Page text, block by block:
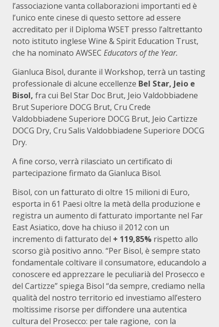
l’associazione vanta collaborazioni importanti ed è
l’unico ente cinese di questo settore ad essere
accreditato per il Diploma WSET presso l’altrettanto
noto istituto inglese Wine & Spirit Education Trust,
che ha nominato AWSEC Educators of the Year.
Gianluca Bisol, durante il Workshop, terrà un tasting
professionale di alcune eccellenze Bel Star, Jeio e
Bisol, fra cui Bel Star Doc Brut, Jeio Valdobbiadene
Brut Superiore DOCG Brut, Cru Crede
Valdobbiadene Superiore DOCG Brut, Jeio Cartizze
DOCG Dry, Cru Salis Valdobbiadene Superiore DOCG
Dry.
A fine corso, verrà rilasciato un certificato di
partecipazione firmato da Gianluca Bisol.
Bisol, con un fatturato di oltre 15 milioni di Euro,
esporta in 61 Paesi oltre la metà della produzione e
registra un aumento di fatturato importante nel Far
East Asiatico, dove ha chiuso il 2012 con un
incremento di fatturato del + 119,85% rispetto allo
scorso già positivo anno. “Per Bisol, è sempre stato
fondamentale coltivare il consumatore, educandolo a
conoscere ed apprezzare le peculiarià del Prosecco e
del Cartizze” spiega Bisol “da sempre, crediamo nella
qualità del nostro territorio ed investiamo all’estero
moltissime risorse per diffondere una autentica
cultura del Prosecco: per tale ragione, con la